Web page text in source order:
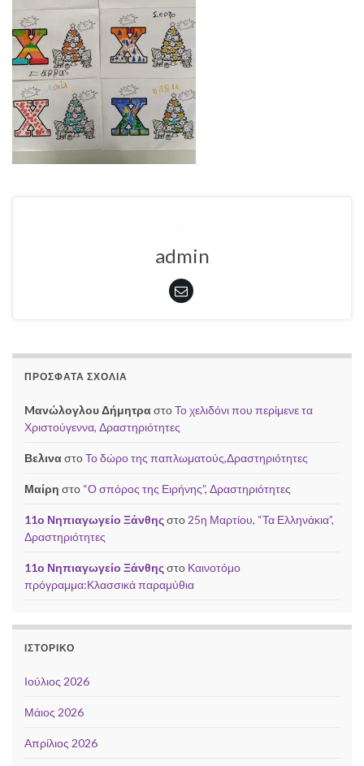
admin
ΠΡΌΣΦΑΤΑ ΣΧΌΛΙΑ
Mανώλογλου ΔήμητραστοΤο χελιδόνι που περίμενε τα
Χριστούγεννα, Δραστηριότητες
ΒελιναστοΤο δώρο της παπλωματούς,Δραστηριότητες
Μαίρη στο “Ο σπόρος της Ειρήνης”, Δραστηριότητες
11ο Νηπιαγωγείο Ξάνθηςστο 25η Μαρτίου, “Τα Ελληνάκια”,
Δραστηριότητες
11ο Νηπιαγωγείο Ξάνθηςστο Καινοτόμο
πρόγραμμα:Κλασσικά παραμύθια
ΙΣΤΟΡΙΚΌ
Ιούλιος 2026
Μάιος 2026
Απρίλιος 2026